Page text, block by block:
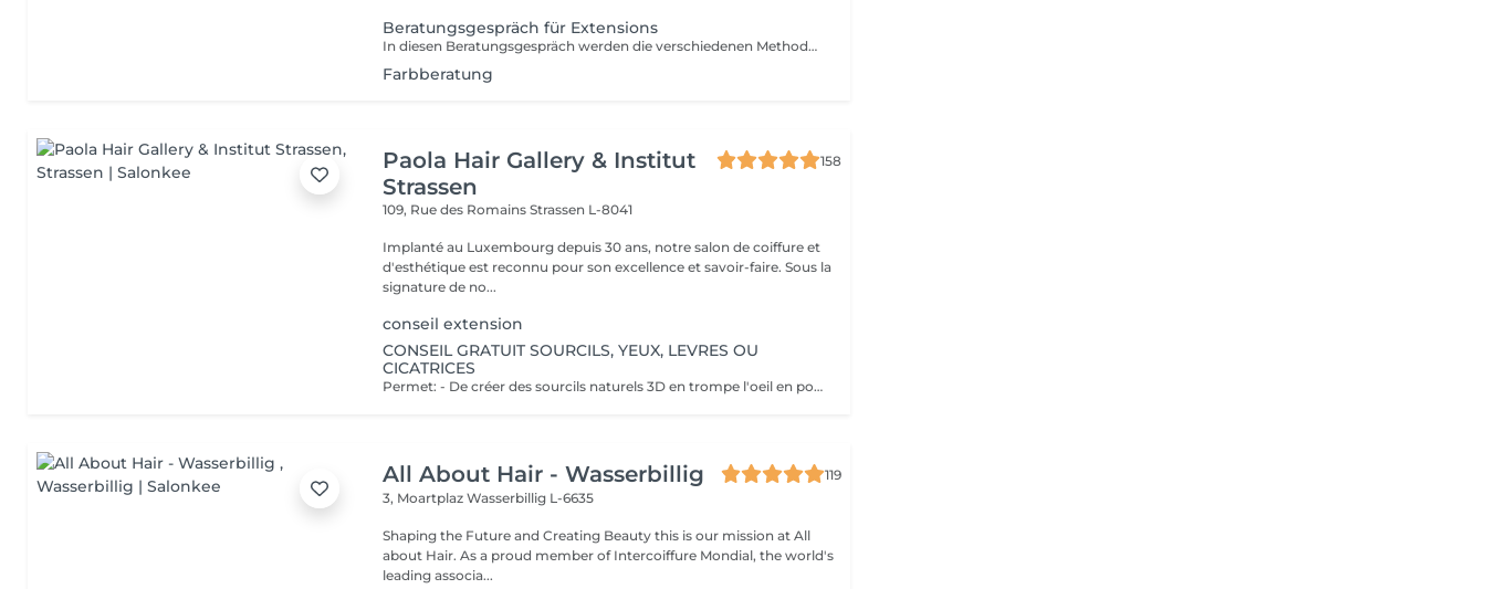
Beratungsgespräch für Extensions
In diesen Beratungsgespräch werden die verschiedenen Methoden erklärt und individuell ausgesucht. Wir bestimmen die Farbe und rechnen den genauen Preis.
Farbberatung
Paola Hair Gallery & Institut
Strassen
158
109, Rue des RomainsStrassen L-8041
Implanté au Luxembourg depuis 30 ans, notre salon de coiffure et
d'esthétique est reconnu pour son excellence et savoir-faire. Sous la
signature de no...
conseil extension
CONSEIL GRATUIT SOURCILS, YEUX, LEVRES OU
CICATRICES
Permet: - De créer des sourcils naturels 3D en trompe l'oeil en poils pour parfaire une ligne déjà existante en effet poudré. - De définir et volumiser vos lèvres dans des teintes nuées ou donner un effet légèrement maquillé. - Pour les yeux vous pouvez opter pour un trait fin au ras des cils pour un résultat discret ou un liner poudré pour un effet raffiné. Il est également possible de corriger des cicatrices. Notre esthéticienne Elodie pratique la micropigmentation digitale à ne pas confondre avec le microblading ( lame manuelle ) depuis plus de 10 ans. Pas d'effets tatouage, pas de pigments qui virent, pas de cicatrices. Cette méthode ne crée pas de cicatrices et permet d'insérer le pigment de manière douce dans la peau. Les pigments utilisés ne virent pas dans le temps et Elodie vous promet un résultat raffiné et non un effet marqué style "tatouage". Nous vous proposons un rendez-vous conseil gratuit afin de visualiser l'effet avec du maquillage et d'obtenir les réponses à vos questions.
All About Hair - Wasserbillig
119
3, MoartplazWasserbillig L-6635
Shaping the Future and Creating Beauty this is our mission at All
about Hair. As a proud member of Intercoiffure Mondial, the world's
leading associa...